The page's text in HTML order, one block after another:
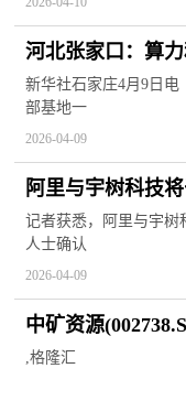
河北张家口：算
新华社石家庄4月9日
部基地一
2026-04-09
阿里与宇树科技
记者获悉，阿里与宇树
人士确认
2026-04-09
中矿资源
,格隆汇